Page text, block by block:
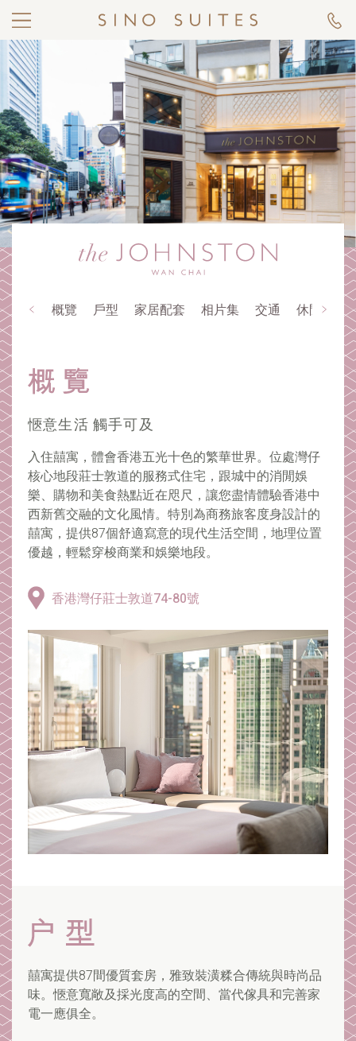
概覽 戶型 家居配套 相片集 交通 休閒生活
愜意生活 觸手可及
入住囍寓，體會香港五光十色的繁華世界。位處灣仔
核心地段莊士敦道的服務式住宅，跟城中的消閒娛
樂、購物和美食熱點近在咫尺，讓您盡情體驗香港中
西新舊交融的文化風情。特別為商務旅客度身設計的
囍寓，提供87個舒適寫意的現代生活空間，地理位置
優越，輕鬆穿梭商業和娛樂地段。
香港灣仔莊士敦道74-80號
囍寓提供87間優質套房，雅致裝潢糅合傳統與時尚品
味。愜意寬敞及採光度高的空間、當代傢具和完善家
電一應俱全。